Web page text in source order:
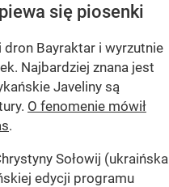
się piosenki
Bayraktar i wyrzutnie
Najbardziej znana jest
Javeliny są
O fenomenie mówił
.
Sołowij (ukraińska
edycji programu